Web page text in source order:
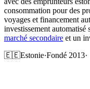
consommation pour des
voyages et financement
investissement automatisé
marché secondaire et un
🇪🇪Estonie·Fondé 2013·